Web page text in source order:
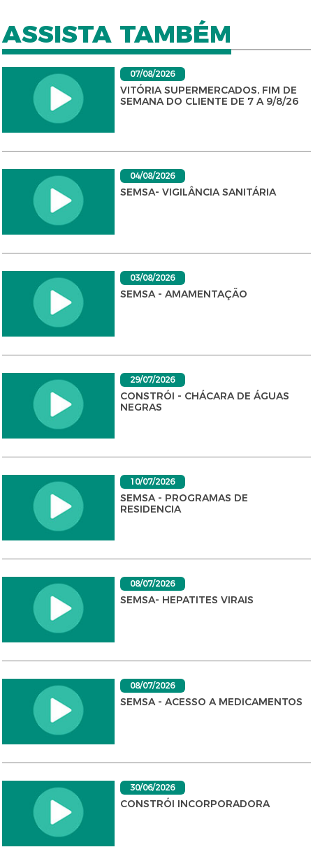
ASSISTA TAMBÉM
07/08/2026
VITÓRIA SUPERMERCADOS, FIM DE
SEMANA DO CLIENTE DE 7 A 9/8/26
04/08/2026
SEMSA- VIGILÂNCIA SANITÁRIA
03/08/2026
SEMSA - AMAMENTAÇÃO
29/07/2026
CONSTRÓI - CHÁCARA DE ÁGUAS
NEGRAS
10/07/2026
SEMSA - PROGRAMAS DE
RESIDENCIA
08/07/2026
SEMSA- HEPATITES VIRAIS
08/07/2026
SEMSA - ACESSO A MEDICAMENTOS
30/06/2026
CONSTRÓI INCORPORADORA